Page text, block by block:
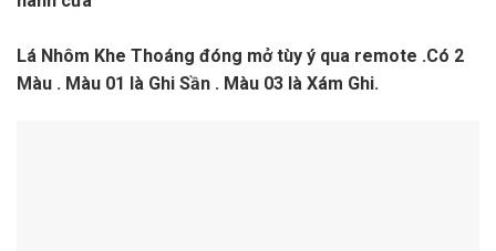
Lá Nhôm Khe Thoáng đóng mở tùy ý qua remote .Có 2
Màu . Màu 01 là Ghi Sần . Màu 03 là Xám Ghi.